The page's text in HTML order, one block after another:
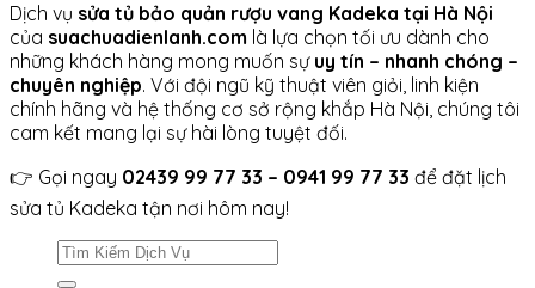
Dịch vụ sửa tủ bảo quản rượu vang Kadeka tại Hà Nội
của suachuadienlanh.com là lựa chọn tối ưu dành cho
những khách hàng mong muốn sự uy tín – nhanh chóng –
chuyên nghiệp. Với đội ngũ kỹ thuật viên giỏi, linh kiện
chính hãng và hệ thống cơ sở rộng khắp Hà Nội, chúng tôi
cam kết mang lại sự hài lòng tuyệt đối.
👉 Gọi ngay 02439 99 77 33 – 0941 99 77 33 để đặt lịch
sửa tủ Kadeka tận nơi hôm nay!